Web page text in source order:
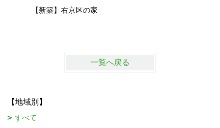
【新築】右京区の家
一覧へ戻る
【地域別】
すべて